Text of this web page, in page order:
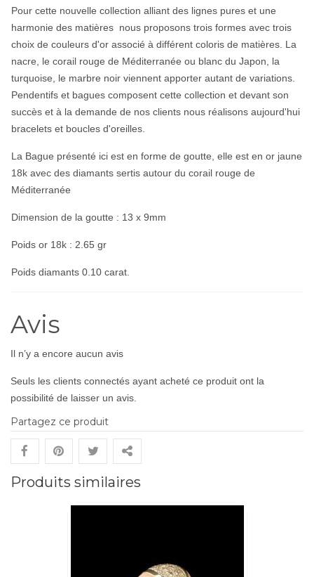
Pour cette nouvelle collection alliant des lignes pures et une
harmonie des matières nous proposons trois formes avec trois
choix de couleurs d'or associé à différent coloris de matières. La
nacre, le corail rouge de Méditerranée ou blanc du Japon, la
turquoise, le marbre noir viennent apporter autant de variations.
Pendentifs et bagues composent cette collection et devant son
succès et à la demande de nos clients nous réalisons aujourd'hui
bracelets et boucles d'oreilles.
La Bague présenté ici est en forme de goutte, elle est en or jaune
18k avec des diamants sertis autour du corail rouge de
Méditerranée
Dimension de la goutte : 13 x 9mm
Poids or 18k : 2.65 gr
Poids diamants 0.10 carat.
Avis
Il n’y a encore aucun avis
Seuls les clients connectés ayant acheté ce produit ont la
possibilité de laisser un avis.
Partagez ce produit
Produits similaires